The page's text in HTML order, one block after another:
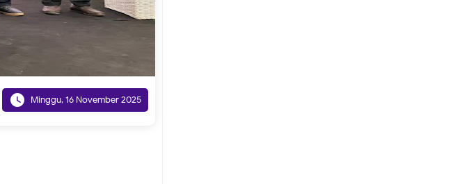
 Minggu, 16 November 2025